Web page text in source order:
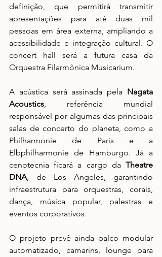
definição, que permitirá transmitir
apresentações para até duas mil
pessoas em área externa, ampliando a
acessibilidade e integração cultural. O
concert hall será a futura casa da
Orquestra Filarmônica Musicarium.
A acústica será assinada pela Nagata
Acoustics, referência mundial
responsável por algumas das principais
salas de concerto do planeta, como a
Philharmonie de Paris e a
Elbphilharmonie de Hamburgo. Já a
cenotecnia ficará a cargo da Theatre
DNA, de Los Angeles, garantindo
infraestrutura para orquestras, corais,
dança, música popular, palestras e
eventos corporativos.
O projeto prevê ainda palco modular
automatizado, camarins, lounge para